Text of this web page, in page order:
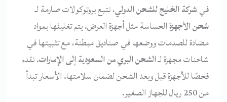
فيشركة الخليج للشحن الدولي، نتبع بروتوكولات صارمة لـ
شحن الأجهزةالحساسة مثل أجهزة العرض. يتم تغليفها بمواد
مضادة للصدمات ووضعها في صناديق مبطنة، مع تثبيتها في
شاحنات مجهزة لـالشحن البري من السعودية إلى الإمارات. نقدم
فحصًا للأجهزة قبل وبعد الشحن لضمان سلامتها. الأسعار تبدأ
من 250 ريال للجهاز الصغير.